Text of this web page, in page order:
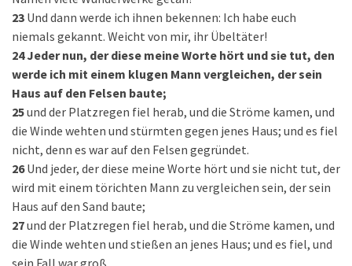
23 Und dann werde ich ihnen bekennen: Ich habe euch
niemals gekannt. Weicht von mir, ihr Übeltäter!
24 Jeder nun, der diese meine Worte hört und sie tut, den
werde ich mit einem klugen Mann vergleichen, der sein
Haus auf den Felsen baute;
25und der Platzregen fiel herab, und die Ströme kamen, und
die Winde wehten und stürmten gegen jenes Haus; und es fiel
nicht, denn es war auf den Felsen gegründet.
26 Und jeder, der diese meine Worte hört und sie nicht tut, der
wird mit einem törichten Mann zu vergleichen sein, der sein
Haus auf den Sand baute;
27und der Platzregen fiel herab, und die Ströme kamen, und
die Winde wehten und stießen an jenes Haus; und es fiel, und
sein Fall war groß.